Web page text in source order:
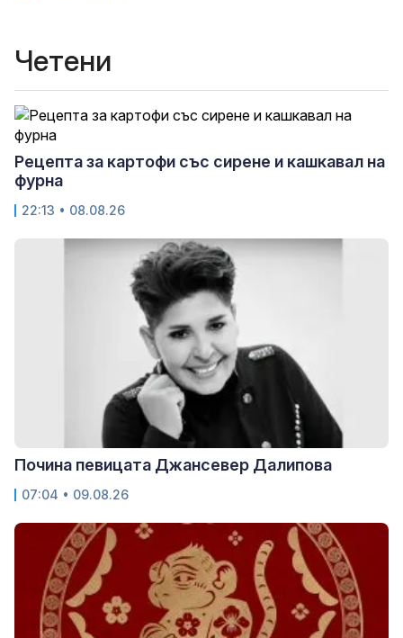
Четени
Рецепта за картофи със сирене и кашкавал на
фурна
22:13 • 08.08.26
Почина певицата Джансевер Далипова
07:04 • 09.08.26